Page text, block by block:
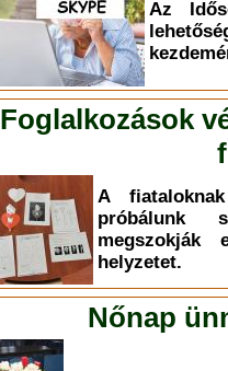
Az
Foglalkozások
A
próbálunk
megszokják
helyzetet.
Nőnap